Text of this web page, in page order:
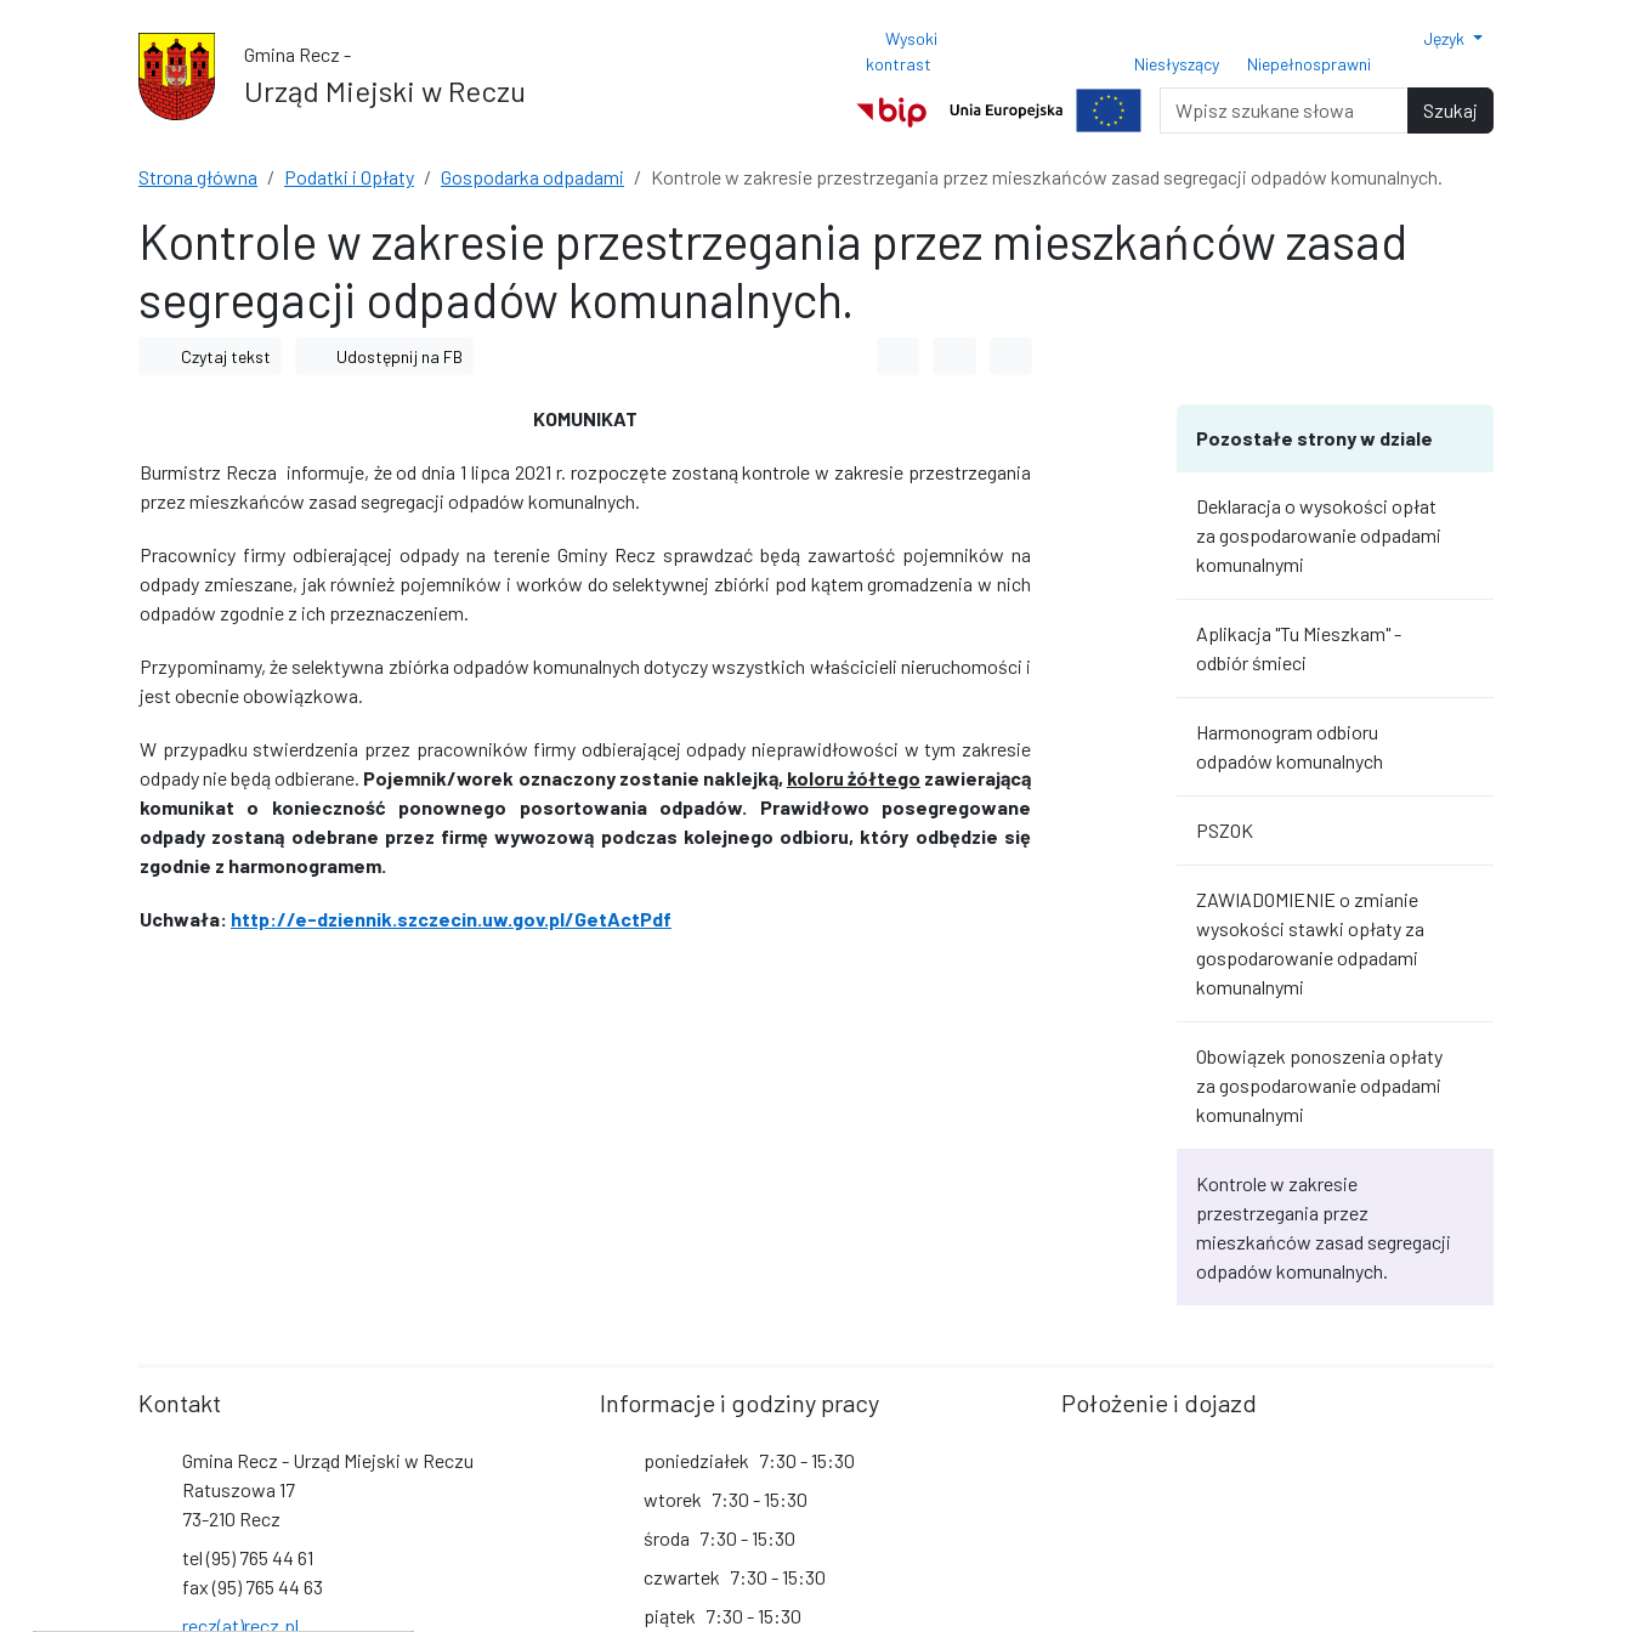
Przejdź do wyszukiwarki
Gmina Recz -
Urząd Miejski w Reczu
Wysoki
kontrast
Normalny rozmiar czcionki
Rozmiar czcionki 150%
Rozmiar czcionki 200%
Niesłyszący Niepełnosprawni
Język
Wyszukiwarka Szukaj
Strona główna Podatki i Opłaty Gospodarka odpadami Kontrole w zakresie przestrzegania przez mieszkańców zasad segregacji odpadów komunalnych.
Kontrole w zakresie przestrzegania przez mieszkańców zasad
segregacji odpadów komunalnych.
Czytaj tekst Udostępnij na FB
KOMUNIKAT
Burmistrz Recza informuje, że od dnia 1 lipca 2021 r. rozpoczęte zostaną kontrole w zakresie przestrzegania
przez mieszkańców zasad segregacji odpadów komunalnych.
Pracownicy firmy odbierającej odpady na terenie Gminy Recz sprawdzać będą zawartość pojemników na
odpady zmieszane, jak również pojemników i worków do selektywnej zbiórki pod kątem gromadzenia w nich
odpadów zgodnie z ich przeznaczeniem.
Przypominamy, że selektywna zbiórka odpadów komunalnych dotyczy wszystkich właścicieli nieruchomości i
jest obecnie obowiązkowa.
W przypadku stwierdzenia przez pracowników firmy odbierającej odpady nieprawidłowości w tym zakresie
odpady nie będą odbierane. Pojemnik/worek oznaczony zostanie naklejką, koloru żółtego zawierającą
komunikat o konieczność ponownego posortowania odpadów. Prawidłowo posegregowane
odpady zostaną odebrane przez firmę wywozową podczas kolejnego odbioru, który odbędzie się
zgodnie z harmonogramem.
Uchwała: http://e-dziennik.szczecin.uw.gov.pl/GetActPdf
Pozostałe strony w dziale
Deklaracja o wysokości opłat
za gospodarowanie odpadami
komunalnymi
Aplikacja "Tu Mieszkam" -
odbiór śmieci
Harmonogram odbioru
odpadów komunalnych
PSZOK
ZAWIADOMIENIE o zmianie
wysokości stawki opłaty za
gospodarowanie odpadami
komunalnymi
Obowiązek ponoszenia opłaty
za gospodarowanie odpadami
komunalnymi
Kontrole w zakresie
przestrzegania przez
mieszkańców zasad segregacji
odpadów komunalnych.
Kontakt
Gmina Recz - Urząd Miejski w Reczu
Ratuszowa 17
73-210 Recz
tel (95) 765 44 61
fax (95) 765 44 63
recz(at)recz.pl
Informacje i godziny pracy
poniedziałek 7:30 - 15:30
wtorek 7:30 - 15:30
środa 7:30 - 15:30
czwartek 7:30 - 15:30
piątek 7:30 - 15:30
Położenie i dojazd